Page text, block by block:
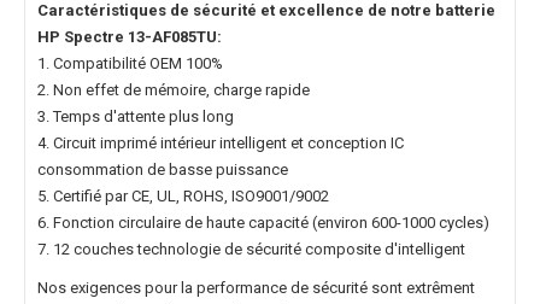
Caractéristiques de sécurité et excellence de notre batterie
HP Spectre 13-AF085TU:
1. Compatibilité OEM 100%
2. Non effet de mémoire, charge rapide
3. Temps d'attente plus long
4. Circuit imprimé intérieur intelligent et conception IC
consommation de basse puissance
5. Certifié par CE, UL, ROHS, ISO9001/9002
6. Fonction circulaire de haute capacité (environ 600-1000 cycles)
7. 12 couches technologie de sécurité composite d'intelligent
Nos exigences pour la performance de sécurité sont extrêment